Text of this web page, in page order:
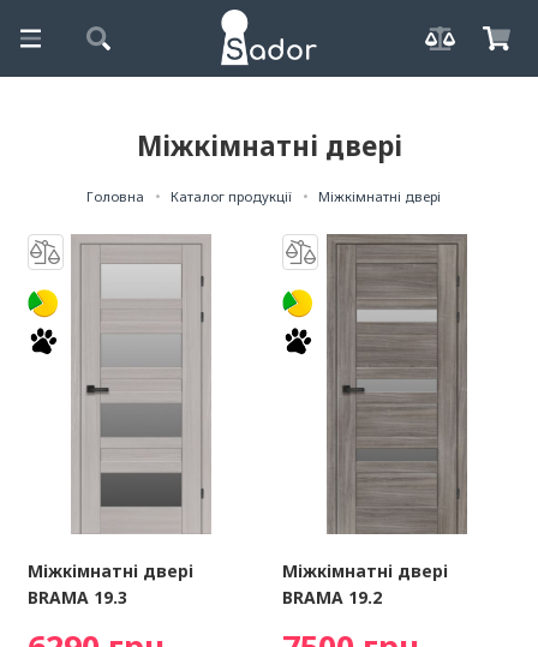
Міжкімнатні двері
Головна Каталог продукції Міжкімнатні двері
Міжкімнатні двері
BRAMA 19.3
Міжкімнатні двері
BRAMA 19.2